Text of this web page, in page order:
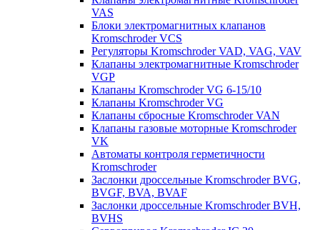
VAS
Блоки электромагнитных клапанов
Kromschroder VCS
Регуляторы Kromschroder VAD, VAG, VAV
Клапаны электромагнитные Kromschroder
VGP
Клапаны Kromschroder VG 6-15/10
Клапаны Kromschroder VG
Клапаны сбросные Kromschroder VAN
Клапаны газовые моторные Kromschroder
VK
Автоматы контроля герметичности
Kromschroder
Заслонки дроссельные Kromschroder BVG,
BVGF, BVA, BVAF
Заслонки дроссельные Kromschroder BVH,
BVHS